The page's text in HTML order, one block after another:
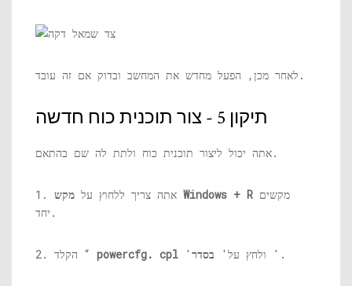
לאחר מכן, הפעל מחדש את המחשב ובדוק אם זה עובד.
תיקון 5 - צור תוכנית כוח חדשה
אתה יכול ליצור תוכנית כוח ולתת לה שם בהתאם.
1. אתה צריך ללחוץ על מקש Windows + R
יחד.
2. הקלד “ powercfg. cpl 'ולחץ על' בסדר '.